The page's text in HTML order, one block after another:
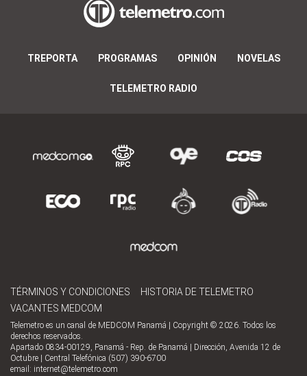
TREPORTA PROGRAMAS OPINIÓN NOVELAS
TELEMETRO RADIO
TÉRMINOS Y CONDICIONES
HISTORIA DE TELEMETRO
VACANTES MEDCOM
Telemetro es un canal de MEDCOM Panamá | Copyright © 2026. Todos los
derechos reservados.
Apartado 0834-00129, Panamá - Rep. de Panamá | Dirección, Avenida 12 de
Octubre | Central Telefónica (507) 390-6700
email: internet@telemetro.com